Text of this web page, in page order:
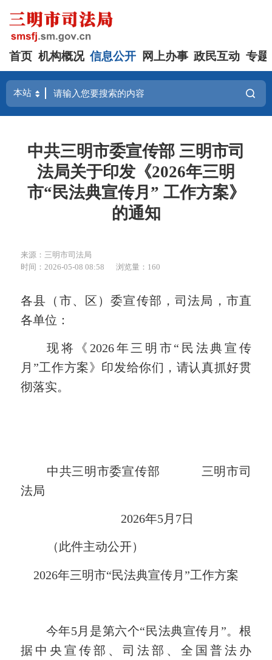
首页 机构概况 信息公开 网上办事 政民互动 专题
中共三明市委宣传部 三明市司
法局关于印发《2026年三明
市“民法典宣传月” 工作方案》
的通知
来源：三明市司法局
时间：2026-05-08 08:58
浏览量：160
各县（市、区）委宣传部，司法局， 市直
各单位：
现将《 2026年三明市“民法典宣传
月”工作方案》 印发给你们，请认真抓好贯
彻落实。
中共三明市委宣传部
三明市司
法局
2026年5月7日
（此件主动公开）
2026年三明市“民法典宣传月 ”工作方案
今年5月是第六个“民法典宣传月”。根
据中央宣传部、司法部、全国普法办